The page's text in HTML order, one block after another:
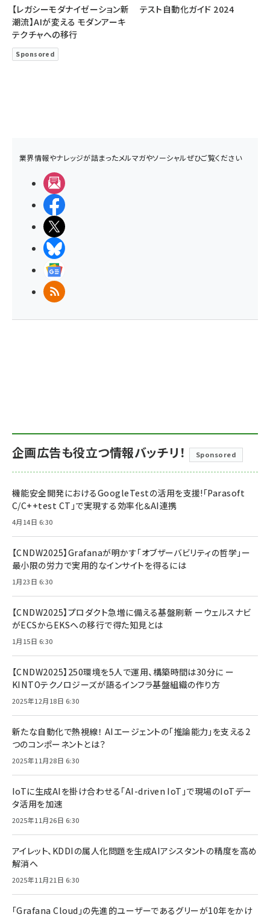
業界情報やナレッジが詰まったメルマガやソーシャルぜひご覧ください
RSS
【レガシーモダナイゼーション新
潮流】AIが変える モダンアーキ
テクチャへの移行
Sponsored
テスト自動化ガイド 2024
企画広告も役立つ情報バッチリ！ Sponsored
機能安全開発におけるGoogleTestの活用を支援!「Parasoft
C/C++test CT」で実現する効率化＆AI連携
4月14日 6:30
【CNDW2025】Grafanaが明かす「オブザーバビリティの哲学」ー
最小限の労力で実用的なインサイトを得るには
1月23日 6:30
【CNDW2025】プロダクト急増に備える基盤刷新 ーウェルスナビ
がECSからEKSへの移行で得た知見とは
1月15日 6:30
【CNDW2025】250環境を5人で運用、構築時間は30分に ー
KINTOテクノロジーズが語るインフラ基盤組織の作り方
2025年12月18日 6:30
新たな自動化で熱視線！ AIエージェントの「推論能力」を支える2
つのコンポーネントとは？
2025年11月28日 6:30
IoTに生成AIを掛け合わせる「AI-driven IoT」で現場のIoTデー
タ活用を加速
2025年11月26日 6:30
アイレット、KDDIの属人化問題を生成AIアシスタントの精度を高め
解消へ
2025年11月21日 6:30
「Grafana Cloud」の先進的ユーザーであるグリーが10年をかけ